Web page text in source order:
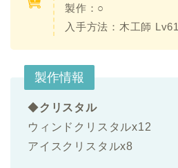
製作：○
入手方法： 木工師 Lv61
製作情報
◆クリスタル
ウィンドクリスタルx12
アイスクリスタルx8